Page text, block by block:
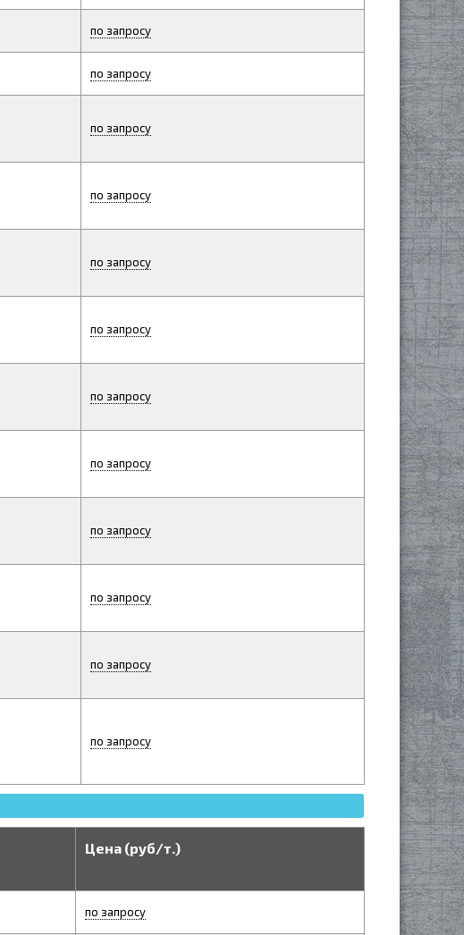
по запросу
по запросу
по запросу
по запросу
по запросу
по запросу
по запросу
по запросу
по запросу
по запросу
по запросу
по запросу
Цена (руб/т.)
по запросу